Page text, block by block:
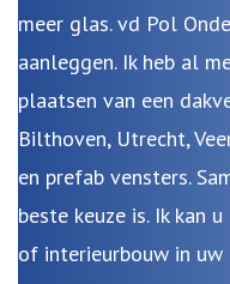
meer glas. vd Pol
aanleggen. Ik heb al
plaatsen van een
Bilthoven, Utrecht,
en prefab vensters.
beste keuze is. Ik kan
of interieurbouw in